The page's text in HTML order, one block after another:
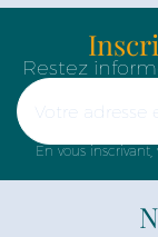
Restez
En vous